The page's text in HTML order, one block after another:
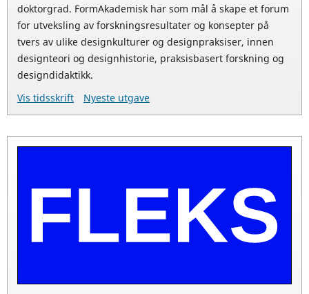
doktorgrad. FormAkademisk har som mål å skape et forum
for utveksling av forskningsresultater og konsepter på
tvers av ulike designkulturer og designpraksiser, innen
designteori og designhistorie, praksisbasert forskning og
designdidaktikk.
Vis tidsskrift
Nyeste utgave